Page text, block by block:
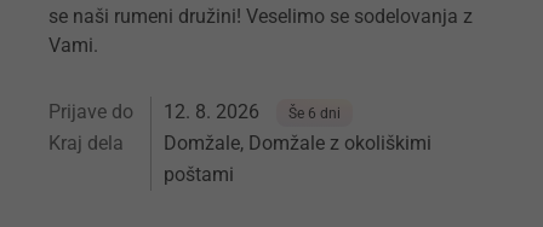
se naši rumeni družini! Veselimo se sodelovanja z
Vami.
Prijave do 12. 8. 2026 Še 6 dni
Kraj dela
Domžale, Domžale z okoliškimi
poštami